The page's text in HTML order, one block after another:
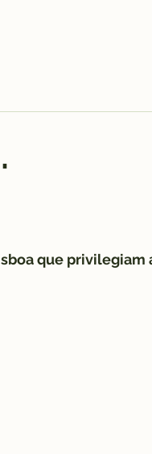
que privilegiam